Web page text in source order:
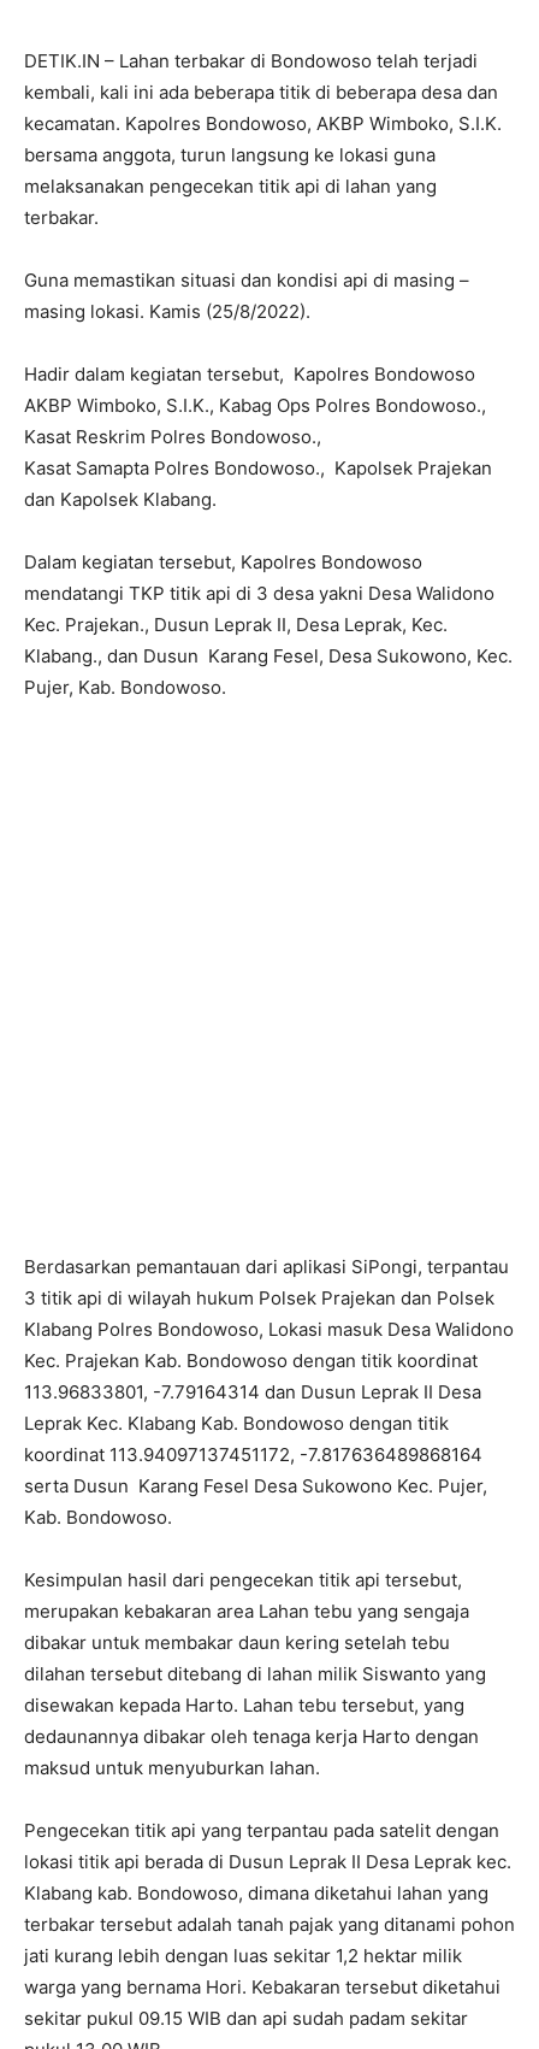
DETIK.IN – Lahan terbakar di Bondowoso telah terjadi
kembali, kali ini ada beberapa titik di beberapa desa dan
kecamatan. Kapolres Bondowoso, AKBP Wimboko, S.I.K.
bersama anggota, turun langsung ke lokasi guna
melaksanakan pengecekan titik api di lahan yang
terbakar.
Guna memastikan situasi dan kondisi api di masing –
masing lokasi. Kamis (25/8/2022).
Hadir dalam kegiatan tersebut, Kapolres Bondowoso
AKBP Wimboko, S.I.K., Kabag Ops Polres Bondowoso.,
Kasat Reskrim Polres Bondowoso.,
Kasat Samapta Polres Bondowoso., Kapolsek Prajekan
dan Kapolsek Klabang.
Dalam kegiatan tersebut, Kapolres Bondowoso
mendatangi TKP titik api di 3 desa yakni Desa Walidono
Kec. Prajekan., Dusun Leprak II, Desa Leprak, Kec.
Klabang., dan Dusun Karang Fesel, Desa Sukowono, Kec.
Pujer, Kab. Bondowoso.
Berdasarkan pemantauan dari aplikasi SiPongi, terpantau
3 titik api di wilayah hukum Polsek Prajekan dan Polsek
Klabang Polres Bondowoso, Lokasi masuk Desa Walidono
Kec. Prajekan Kab. Bondowoso dengan titik koordinat
113.96833801, -7.79164314 dan Dusun Leprak II Desa
Leprak Kec. Klabang Kab. Bondowoso dengan titik
koordinat 113.94097137451172, -7.817636489868164
serta Dusun Karang Fesel Desa Sukowono Kec. Pujer,
Kab. Bondowoso.
Kesimpulan hasil dari pengecekan titik api tersebut,
merupakan kebakaran area Lahan tebu yang sengaja
dibakar untuk membakar daun kering setelah tebu
dilahan tersebut ditebang di lahan milik Siswanto yang
disewakan kepada Harto. Lahan tebu tersebut, yang
dedaunannya dibakar oleh tenaga kerja Harto dengan
maksud untuk menyuburkan lahan.
Pengecekan titik api yang terpantau pada satelit dengan
lokasi titik api berada di Dusun Leprak II Desa Leprak kec.
Klabang kab. Bondowoso, dimana diketahui lahan yang
terbakar tersebut adalah tanah pajak yang ditanami pohon
jati kurang lebih dengan luas sekitar 1,2 hektar milik
warga yang bernama Hori. Kebakaran tersebut diketahui
sekitar pukul 09.15 WIB dan api sudah padam sekitar